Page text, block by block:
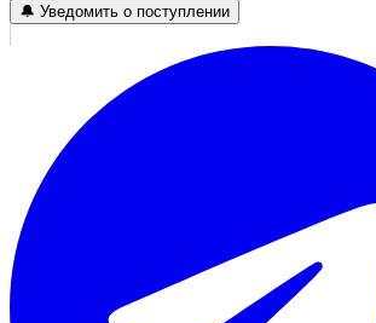
🔔 Уведомить о поступлении